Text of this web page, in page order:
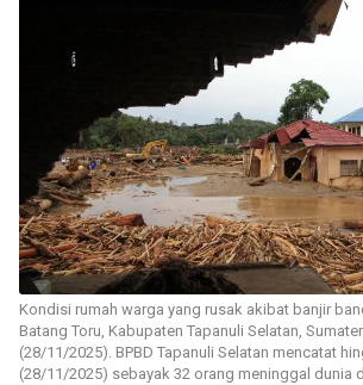
Kondisi rumah warga yang rusak akibat banjir
Batang Toru, Kabupaten Tapanuli Selatan,
(28/11/2025). BPBD Tapanuli Selatan mencatat
(28/11/2025) sebayak 32 orang meninggal dunia